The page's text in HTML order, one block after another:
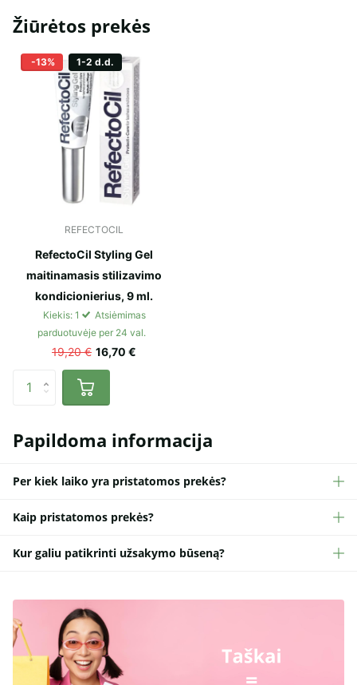
Žiūrėtos prekės
-13% 1-2 d.d.
REFECTOCIL
RefectoCil Styling Gel
maitinamasis stilizavimo
kondicionierius, 9 ml.
Kiekis: 1
Atsiėmimas
parduotuvėje per 24 val.
19,20 € 16,70 €
Papildoma informacija
Per kiek laiko yra pristatomos prekės?
Kaip pristatomos prekės?
Kur galiu patikrinti užsakymo būseną?